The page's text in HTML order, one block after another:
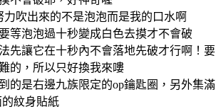
力吹出來的不是泡泡而是我的口水啊
等泡泡過十秒變成白色去摸才不會破
先讓它在十秒內不會落地先破才行啊！要
的，所以只好換我來嘍
的是右邊九族限定的op鑰匙圈，另外集滿
紋身貼紙